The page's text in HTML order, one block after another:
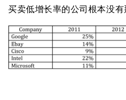
买卖低增长率的公司根本没有